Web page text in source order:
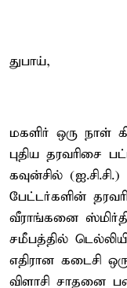
துபாய்,
மகளிர் ஒரு நாள்
புதிய தரவரிசை
கவுன்சில்
பேட்டர்களின்
வீராங்கனை ஸ்மிர்தி
சமீபத்தில்
எதிரான கடைசி
விளாசி சாதனை